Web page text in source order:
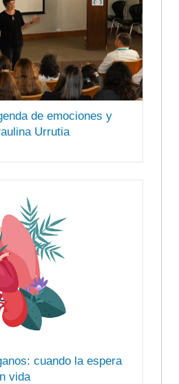
de emociones y
Urrutia
cuando la espera
vida